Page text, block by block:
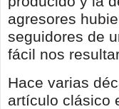
agresores
seguidores de
fácil nos
Hace varias
artículo clásico